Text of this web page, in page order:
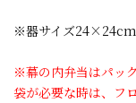
※器サイズ24×24cm
※幕の内弁当はパッ
袋が必要な時は、フ